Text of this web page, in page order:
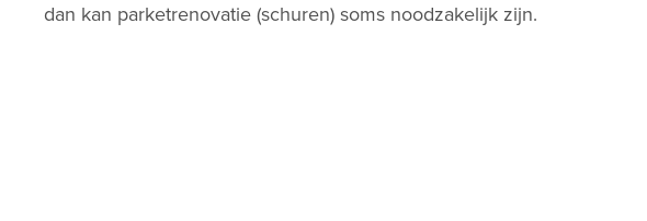
dan kan parketrenovatie (schuren) soms noodzakelijk zijn.